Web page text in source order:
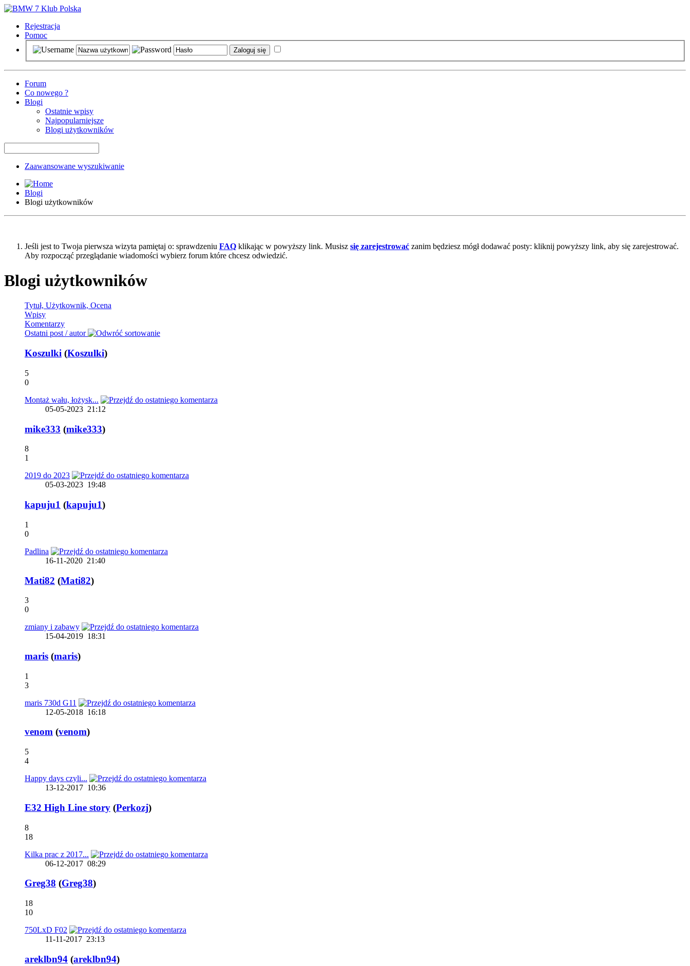
Rejestracja
Pomoc
Forum
Co nowego ?
Blogi
Ostatnie wpisy
Najpopularniejsze
Blogi użytkowników
Zaawansowane wyszukiwanie
Blogi
Blogi użytkowników
Jeśli jest to Twoja pierwsza wizyta pamiętaj o: sprawdzeniu FAQ klikając w powyższy link. Musisz się zarejestrować zanim będziesz mógł dodawać posty: kliknij powyższy link, aby się zarejestrować.
Aby rozpocząć przeglądanie wiadomości wybierz forum które chcesz odwiedzić.
Blogi użytkowników
Tytuł, Użytkownik, Ocena
Wpisy
Komentarzy
Ostatni post / autor
Koszulki (Koszulki)
5
0
Montaż wału, łożysk...
05-05-2023 21:12
mike333 (mike333)
8
1
2019 do 2023
05-03-2023 19:48
kapuju1 (kapuju1)
1
0
Padlina
16-11-2020 21:40
Mati82 (Mati82)
3
0
zmiany i zabawy
15-04-2019 18:31
maris (maris)
1
3
maris 730d G11
12-05-2018 16:18
venom (venom)
5
4
Happy days czyli...
13-12-2017 10:36
E32 High Line story (Perkozj)
8
18
Kilka prac z 2017...
06-12-2017 08:29
Greg38 (Greg38)
18
10
750LxD F02
11-11-2017 23:13
areklbn94 (areklbn94)